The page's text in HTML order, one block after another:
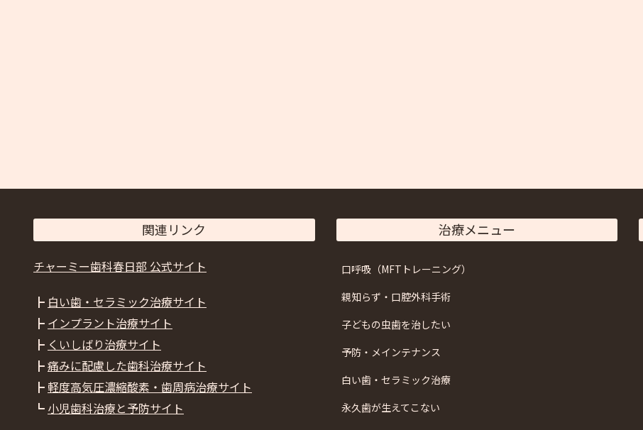
関連リンク
チャーミー歯科春日部 公式サイト
┣ 白い歯・セラミック治療サイト
┣ インプラント治療サイト
┣ くいしばり治療サイト
┣痛みに配慮した歯科治療サイト
┣ 軽度高気圧濃縮酸素・歯周病治療サイト
┗ 小児歯科治療と予防サイト
治療メニュー
口呼吸（MFTトレーニング）
親知らず・口腔外科手術
子どもの虫歯を治したい
予防・メインテナンス
白い歯・セラミック治療
永久歯が生えてこない